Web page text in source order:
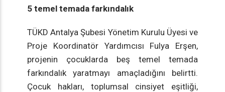
5 temel temada farkındalık
TÜKD Antalya Şubesi Yönetim Kurulu Üyesi ve
Proje Koordinatör Yardımcısı Fulya Erşen,
projenin çocuklarda beş temel temada
farkındalık yaratmayı amaçladığını belirtti.
Çocuk hakları, toplumsal cinsiyet eşitliği,